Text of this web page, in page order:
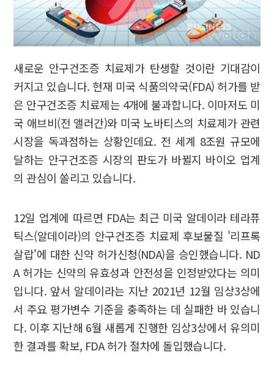
새로운 안구건조증 치료제가 탄생할 것이란 기대감이
커지고 있습니다. 현재 미국 식품의약국(FDA) 허가를 받
은 안구건조증 치료제는 4개에 불과합니다. 이마저도 미
국 애브비(전 앨러간)와 미국 노바티스의 치료제가 관련
시장을 독과점하는 상황인데요. 전 세계 8조원 규모에
달하는 안구건조증 시장의 판도가 바뀔지 바이오 업계
의 관심이 쏠리고 있습니다.
12일 업계에 따르면 FDA는 최근 미국 알데이라 테라퓨
틱스(알데이라)의 안구건조증 치료제 후보물질 '리프록
살랍'에 대한 신약 허가신청(NDA)을 승인했습니다. ND
A 허가는 신약의 유효성과 안전성을 인정받았다는 의미
입니다. 앞서 알데이라는 지난 2021년 12월 임상3상에
서 주요 평가변수 기준을 충족하는 데 실패한 바 있습니
다. 이후 지난해 6월 새롭게 진행한 임상3상에서 유의미
한 결과를 확보, FDA 허가 절차에 돌입했습니다.